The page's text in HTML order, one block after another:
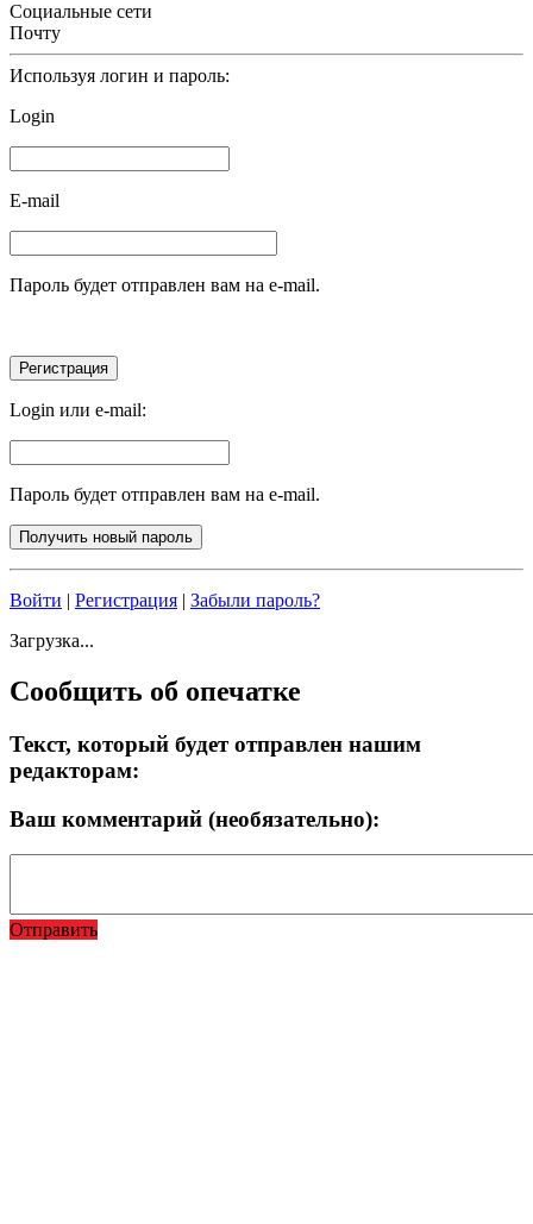
Социальные сети
Почту
Используя логин и пароль:
Login
E-mail
Пароль будет отправлен вам на e-mail.
Login или e-mail:
Пароль будет отправлен вам на e-mail.
Войти | Регистрация | Забыли пароль?
Загрузка...
Сообщить об опечатке
Текст, который будет отправлен нашим
редакторам:
Ваш комментарий (необязательно):
Отправить